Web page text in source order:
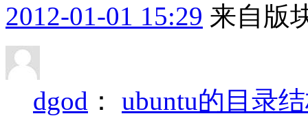
2012-01-01 15:29 来自版
dgod ： ubuntu的目录